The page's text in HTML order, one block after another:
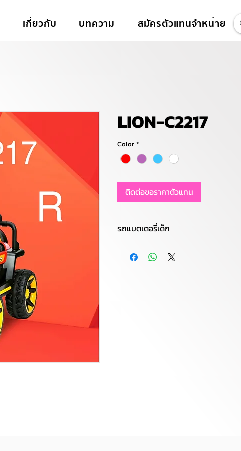
เกี่ยวกับ บทความ สมัครตัวแทนจำหน่าย
LION-C2217
Color *
ติดต่อขอราคาตัวแทน
รถแบตเตอรี่เด็ก
รุ่น : LION-C2210